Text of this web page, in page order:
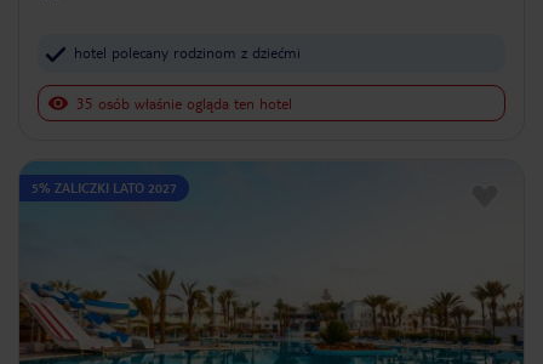
hotel polecany rodzinom z dziećmi
35 osób właśnie ogląda ten hotel
5% ZALICZKI LATO 2027